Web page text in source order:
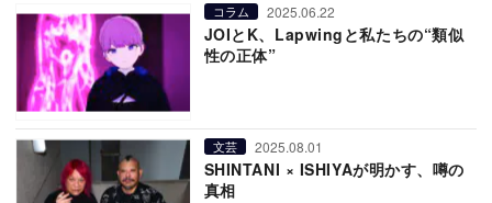
コラム 2025.06.22
JOIとK、Lapwingと私たちの“類似
性の正体”
文芸 2025.08.01
SHINTANI × ISHIYAが明かす、噂の
真相